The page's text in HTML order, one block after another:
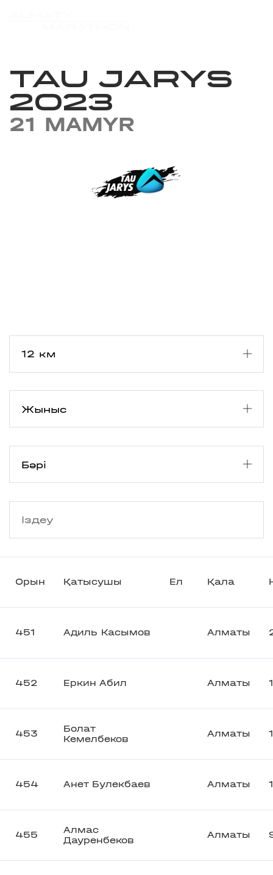
TAU JARYS
2023
21 MAMYR
Орын Қатысушы Ел Қала
451 Адиль Касымов Алматы
452 Еркин Абил Алматы
453
Болат
Кемелбеков
Алматы
454 Анет Булекбаев Алматы
455
Алмас
Дауренбеков
Алматы